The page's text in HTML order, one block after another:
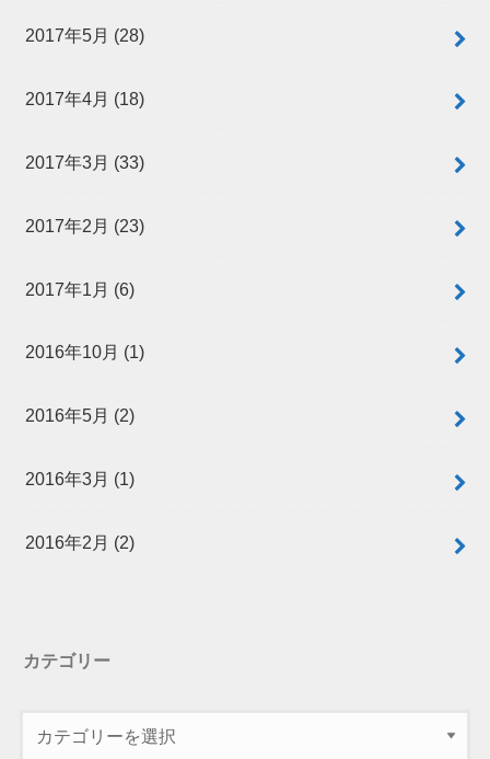
2017年5月 (28)
2017年4月 (18)
2017年3月 (33)
2017年2月 (23)
2017年1月 (6)
2016年10月 (1)
2016年5月 (2)
2016年3月 (1)
2016年2月 (2)
カテゴリー